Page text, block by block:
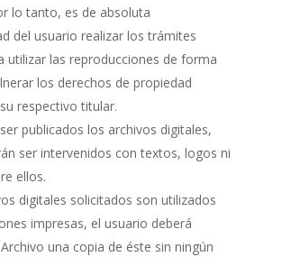
lo tanto, es de absoluta
del usuario realizar los trámites
utilizar las reproducciones de forma
los derechos de propiedad
respectivo titular.
publicados los archivos digitales,
ser intervenidos con textos, logos ni
ellos.
digitales solicitados son utilizados
impresas, el usuario deberá
una copia de éste sin ningún